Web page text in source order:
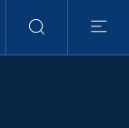
Suche
Menu